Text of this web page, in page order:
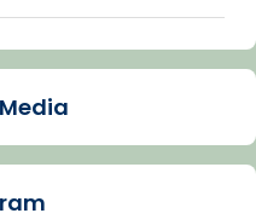
Fa gairebé
Companys, la